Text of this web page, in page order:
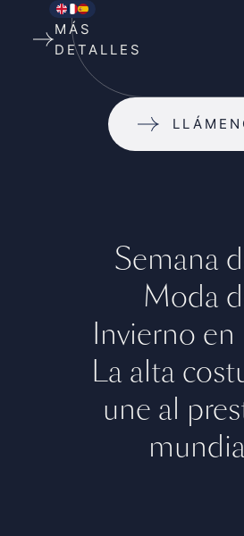
MÁS
DETALLES
Semana
Moda
Invierno en
La alta
une al